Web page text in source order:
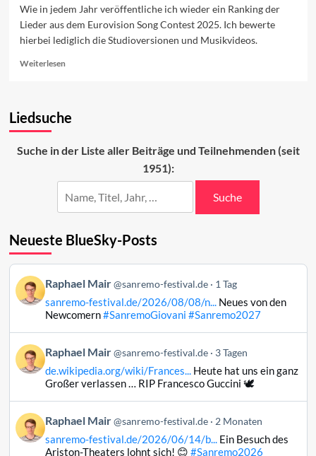
Wie in jedem Jahr veröffentliche ich wieder ein Ranking der
Lieder aus dem Eurovision Song Contest 2025. Ich bewerte
hierbei lediglich die Studioversionen und Musikvideos.
WeiterlesenRead
der
2025
11)
Liedsuche
Suche in der Liste aller Beiträge und Teilnehmenden (seit
1951):
Suche
Neueste BlueSky-Posts
Beitrag
von
Raphael
Bluesky
ansehen
Raphael Mair @sanremo-festival.de 1 Tag
sanremo-festival.de/2026/08/08/n...Neues von den
Newcomern#SanremoGiovani #Sanremo2027
Beitrag
von
Raphael
Bluesky
ansehen
Raphael Mair @sanremo-festival.de 3 Tagen
de.wikipedia.org/wiki/Frances...Heute hat uns ein ganz
Großer verlassen … RIP Francesco Guccini 🕊️
Beitrag
von
Raphael
Raphael Mair @sanremo-festival.de 2 Monaten
sanremo-festival.de/2026/06/14/b...Ein Besuch des
Ariston-Theaters lohnt sich! 😊 #Sanremo2026